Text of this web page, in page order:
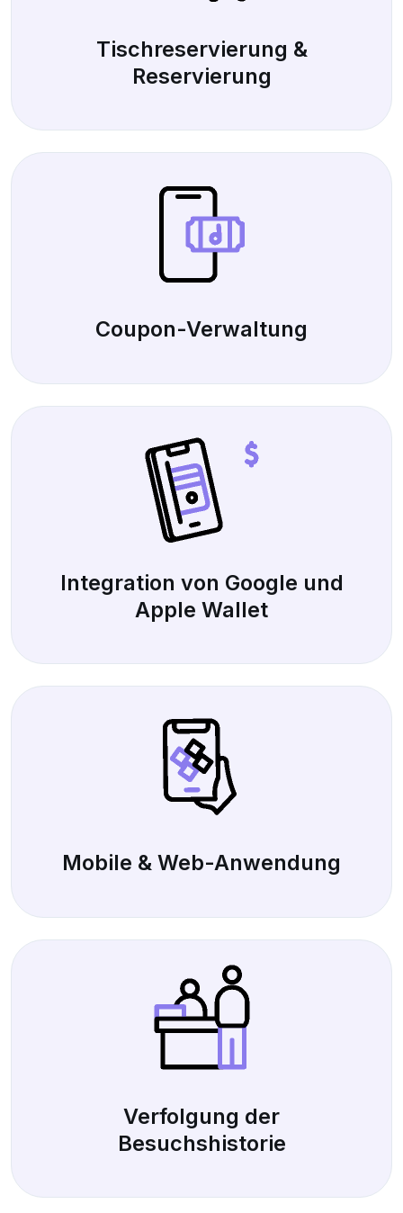
Tischreservierung &
Reservierung
Coupon-Verwaltung
Integration von Google und
Apple Wallet
Mobile & Web-Anwendung
Verfolgung der
Besuchshistorie